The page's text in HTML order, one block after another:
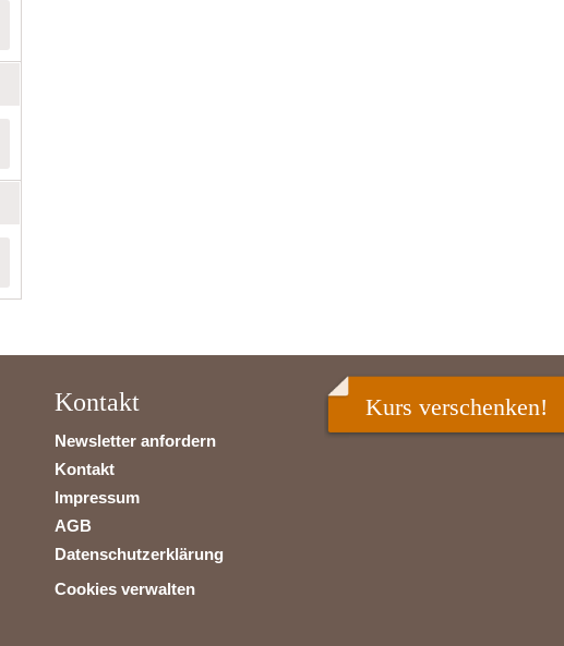
Kontakt
Newsletter anfordern
Kontakt
Impressum
AGB
Datenschutzerklärung
Cookies verwalten
Kurs verschenken!